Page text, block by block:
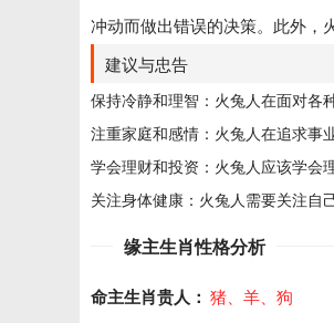
冲动而做出错误的决策。此外，
建议与忠告
保持冷静和理智：火兔人在面对各
注重家庭和感情：火兔人在追求事
学会理财和投资：火兔人应该学会
关注身体健康：火兔人需要关注自
缘主生肖性格分析
命主生肖贵人： 猪、羊、狗